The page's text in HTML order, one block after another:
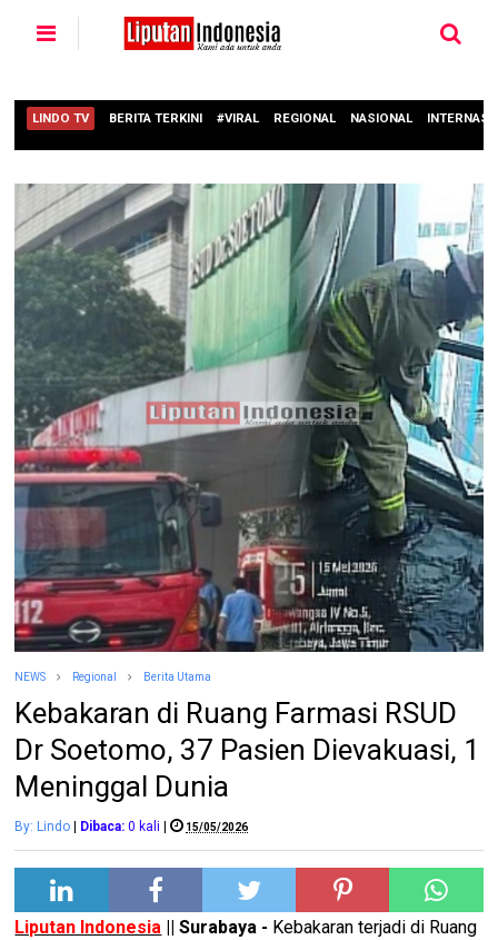
LINDO TV BERITA TERKINI #VIRAL REGIONAL NASIONAL
NEWS Regional Berita Utama
Kebakaran di Ruang Farmasi RSUD
Dr Soetomo, 37 Pasien Dievakuasi, 1
Meninggal Dunia
By: Lindo Dibaca: 0 kali | 15/05/2026
Liputan Indonesia || Surabaya - Kebakaran terjadi di Ruang